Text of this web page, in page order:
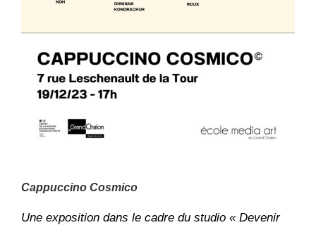
Cappuccino Cosmico
Une exposition dans le cadre du studio « Devenir